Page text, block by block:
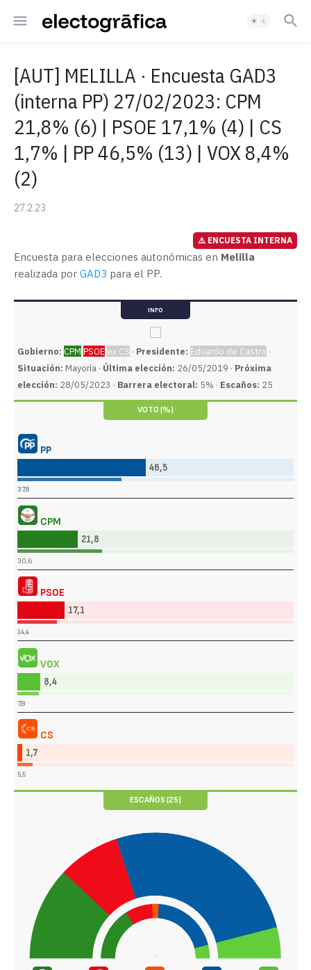
[AUT] MELILLA · Encuesta GAD3
(interna PP) 27/02/2023: CPM
21,8% (6) | PSOE 17,1% (4) | CS
1,7% | PP 46,5% (13) | VOX 8,4%
(2)
27.2.23
⚠️ ENCUESTA INTERNA
Encuesta para elecciones autonómicas en Melilla
realizada por GAD3 para el PP.
INFO
Gobierno: CPM PSOE ex CS · Presidente: Eduardo de Castro ·
Situación: Mayoría · Última elección: 26/05/2019 · Próxima
elección: 28/05/2023 · Barrera electoral: 5% · Escaños: 25
VOTO (%)
PP
46,5
37,8
CPM
21,8
30,6
PSOE
17,1
14,4
VOX
8,4
7,8
CS
1,7
5,5
ESCAÑOS (25)